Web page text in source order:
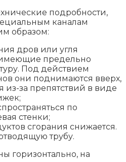
подробности,
каналам
образом:
дров или угля
имеющие предельно
Под действием
они поднимаются вверх,
из-за препятствий в виде
по
стенки;
сгорания снижается.
трубу.
горизонтально, на